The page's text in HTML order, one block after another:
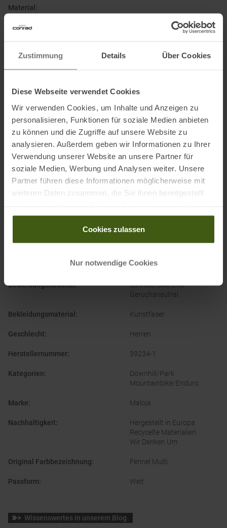
Zustimmung Details Über Cookies
Diese Webseite verwendet Cookies
Wir verwenden Cookies, um Inhalte und Anzeigen zu
personalisieren, Funktionen für soziale Medien anbieten
zu können und die Zugriffe auf unsere Website zu
analysieren. Außerdem geben wir Informationen zu Ihrer
Verwendung unserer Website an unsere Partner für
soziale Medien, Werbung und Analysen weiter. Unsere
Partner führen diese Informationen möglicherweise mit
weiteren Daten zusammen, die Sie ihnen bereitgestellt
gesammelt haben.
Cookies zulassen
Nur notwendige Cookies
Material:
Postanschrift des Herstellers:Bach 1, 83253 Rimsting (Germany)
Elektronische Adresse des Herstellers:info@maloja.de
Ausgezeichnet mit :
Verlängerter Rücken
Bekleidungsfunktion:
Schnelltrocknend
Geruchsneutral
Bekleidungsmaterial : Kunstfaser
Geschlecht: Herren
Herstellernummer: 39234-1
Kategorien:
Downhill/Park
Mountainbike/Enduro
Marke: Maloja
Nachhaltigkeit:
Hergestellt in Europa
Recycelte Materialien
Wir Denken Um
Original Farbbezeichnung: Fennel Multi
Passform: Weit
Wissenswertes in unserem Blog